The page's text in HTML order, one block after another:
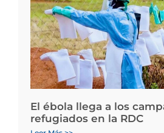
El ébola llega a los
refugiados en la RDC